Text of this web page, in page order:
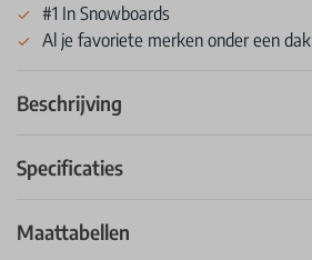
#1 In Snowboards
Al je favoriete merken onder een dak
Beschrijving
Specificaties
Maattabellen